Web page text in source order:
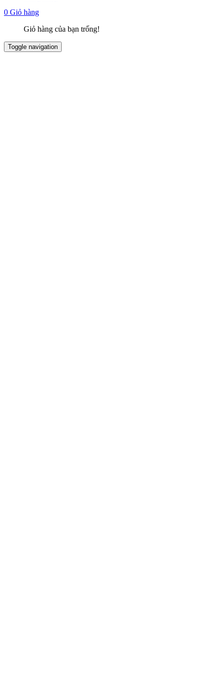
0 Giỏ hàng
Giỏ hàng của bạn trống!
Toggle navigation